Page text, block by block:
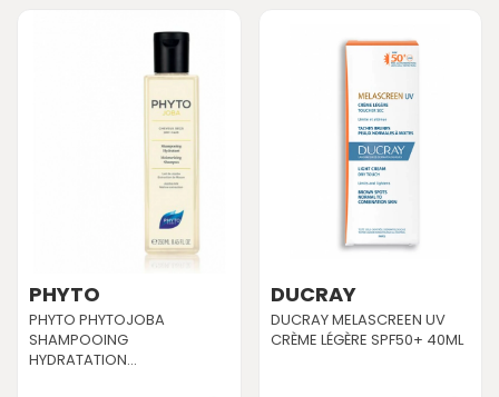
PHYTO
PHYTO PHYTOJOBA
SHAMPOOING
HYDRATATION...
DUCRAY
DUCRAY MELASCREEN UV
CRÈME LÉGÈRE SPF50+ 40ML